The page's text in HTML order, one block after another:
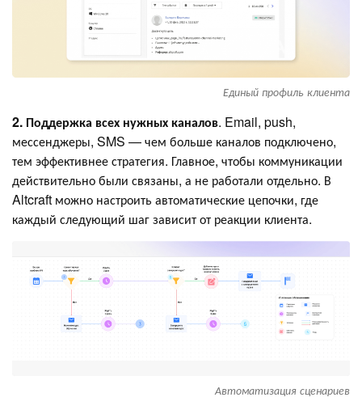
Единый профиль клиента
2. Поддержка всех нужных каналов. Email, push,
мессенджеры, SMS — чем больше каналов подключено,
тем эффективнее стратегия. Главное, чтобы коммуникации
действительно были связаны, а не работали отдельно. В
Altcraft можно настроить автоматические цепочки, где
каждый следующий шаг зависит от реакции клиента.
Автоматизация сценариев